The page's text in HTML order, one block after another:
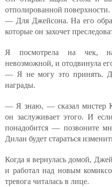
отполированной поверхности.
— Для Джейсона. На его
которые он захочет
Я посмотрела на чек, на
невозможной, и отодвинула
— Я не могу это принять.
награды.
— Я знаю, — сказал мистер
он заслуживает этого. И
понадобится — позвоните
Дилан будет стараться
Когда я вернулась домой,
и работал над новым
тревога читалась в лице.